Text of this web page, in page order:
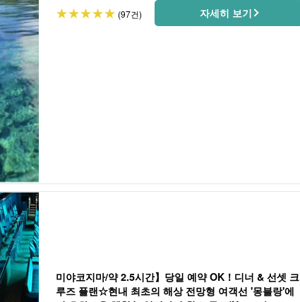
(97건) 자세히 보기
미야코지마/약 2.5시간】당일 예약 OK！디너 & 선셋 크
루즈 플랜☆현내 최초의 해상 전망형 여객선 '몽블랑'에